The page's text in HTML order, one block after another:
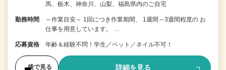
馬、栃木、神奈川、山梨、福島県内のご自宅
勤務時間
～作業目安～ 1回につき作業期間、 1週間～3週間程度の お
仕事を用意しています。 …
応募資格 年齢＆経験不問！学生／ペット／ネイル不可！
後で見る 詳細を見る